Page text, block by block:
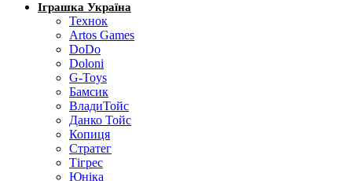
Іграшка Україна
Технок
Artos Games
DoDo
Doloni
G-Toys
Бамсик
ВладиТойс
Данко Тойс
Копиця
Стратег
Тігрес
Юніка